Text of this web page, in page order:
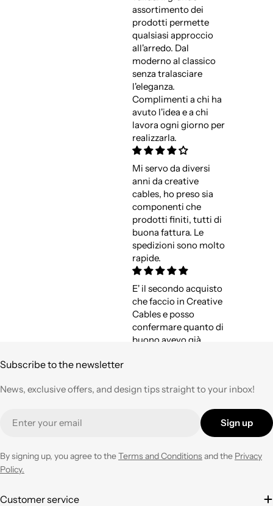
assortimento dei
prodotti permette
qualsiasi approccio
all'arredo. Dal
moderno al classico
senza tralasciare
l'eleganza.
Complimenti a chi ha
avuto l'idea e a chi
lavora ogni giorno per
realizzarla.
Mi servo da diversi
anni da creative
cables, ho preso sia
componenti che
prodotti finiti, tutti di
buona fattura. Le
spedizioni sono molto
rapide.
E' il secondo acquisto
che faccio in Creative
Cables e posso
confermare quanto di
buono avevo già
velocità nell'evasione
prezzo corretto !
Tornerò su questo
ne avrò necessità con
Subscribe to the newsletter
News, exclusive offers, and design tips straight to your inbox!
Sign up
By signing up, you agree to theTerms and Conditions and the Privacy
Policy.
Customer service